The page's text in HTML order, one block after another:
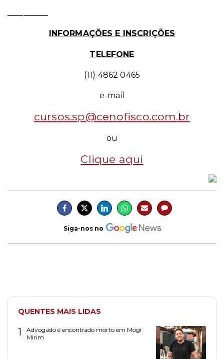
INFORMAÇÕES E INSCRIÇÕES
TELEFONE
(11) 4862 0465
e-mail
cursos.sp@cenofisco.com.br
ou
Clique aqui
Siga-nos no
QUENTES MAIS LIDAS
1
Advogado é encontrado morto em Mogi
Mirim